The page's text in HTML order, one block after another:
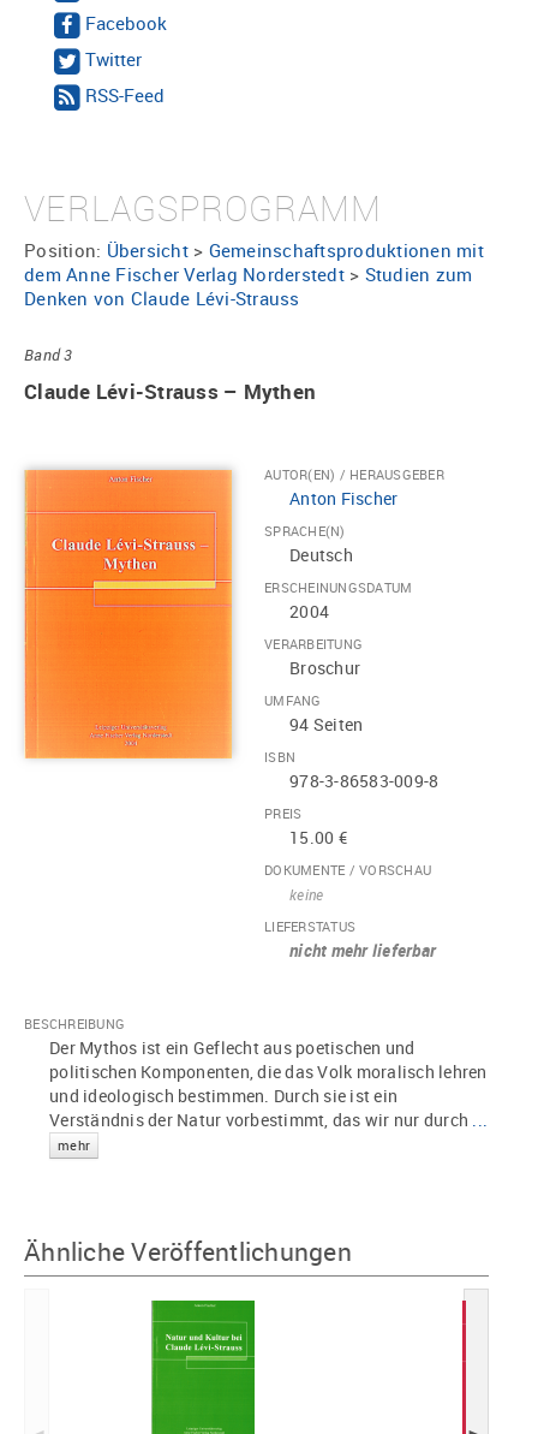
Facebook
Twitter
RSS-Feed
VERLAGSPROGRAMM
Position: Übersicht> Gemeinschaftsproduktionen mit
dem Anne Fischer Verlag Norderstedt> Studien zum
Denken von Claude Lévi-Strauss
Band 3
Claude Lévi-Strauss – Mythen
AUTOR(EN) / HERAUSGEBER
Anton Fischer
SPRACHE(N)
Deutsch
ERSCHEINUNGSDATUM
2004
VERARBEITUNG
Broschur
UMFANG
94 Seiten
ISBN
978-3-86583-009-8
PREIS
15.00 €
DOKUMENTE / VORSCHAU
keine
LIEFERSTATUS
nicht mehr lieferbar
BESCHREIBUNG
Der Mythos ist ein Geflecht aus poetischen und
politischen Komponenten, die das Volk moralisch lehren
und ideologisch bestimmen. Durch sie ist ein
Verständnis der Natur vorbestimmt, das wir nur durch ...
mehr
Ähnliche Veröffentlichungen